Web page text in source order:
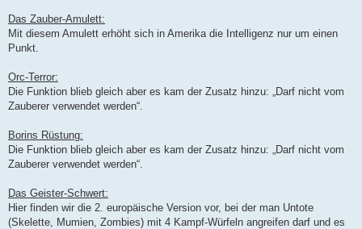
Das Zauber-Amulett:
Mit diesem Amulett erhöht sich in Amerika die Intelligenz nur um einen
Punkt.
Orc-Terror:
Die Funktion blieb gleich aber es kam der Zusatz hinzu: „Darf nicht vom
Zauberer verwendet werden“.
Borins Rüstung:
Die Funktion blieb gleich aber es kam der Zusatz hinzu: „Darf nicht vom
Zauberer verwendet werden“.
Das Geister-Schwert:
Hier finden wir die 2. europäische Version vor, bei der man Untote
(Skelette, Mumien, Zombies) mit 4 Kampf-Würfeln angreifen darf und es